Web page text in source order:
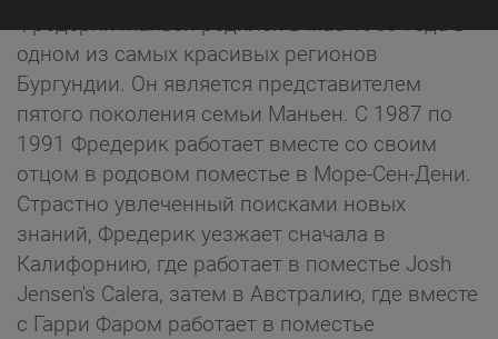
Фредерик Маньен родился в мае 1969 года в
одном из самых красивых регионов
Бургундии. Он является представителем
пятого поколения семьи Маньен. С 1987 по
1991 Фредерик работает вместе со своим
отцом в родовом поместье в Море-Сен-Дени.
Страстно увлеченный поисками новых
знаний, Фредерик уезжает сначала в
Калифорнию, где работает в поместье Josh
Jensen's Calera, затем в Австралию, где вместе
с Гарри Фаром работает в поместье